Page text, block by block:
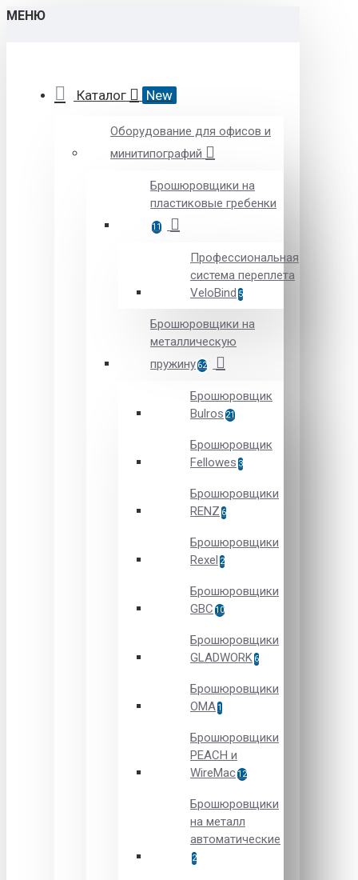
МЕНЮ
Каталог New
Оборудование для офисов и
минитипографий
Брошюровщики на
пластиковые гребенки
11
Профессиональная
система переплета
VeloBind 5
Брошюровщики на
металлическую
пружину62
Брошюровщик
Bulros 21
Брошюровщик
Fellowes 3
Брошюровщики
RENZ 6
Брошюровщики
Rexel 2
Брошюровщики
GBC 10
Брошюровщики
GLADWORK 6
Брошюровщики
OMA 1
Брошюровщики
PEACH и
WireMac 12
Брошюровщики
на металл
автоматические
2